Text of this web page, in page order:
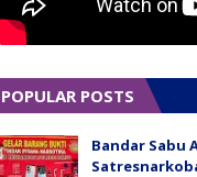
POPULAR POSTS
Bandar Sabu